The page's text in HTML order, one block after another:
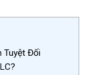
Tuyệt Đối